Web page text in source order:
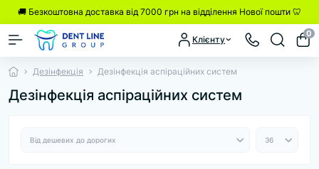
🚚 Безкоштовна доставка від 7000 грн на відділення Нової пошти 🦷
Клієнту
0
Дезінфекція Дезінфекція аспіраційних систем
Дезінфекція аспіраційних систем